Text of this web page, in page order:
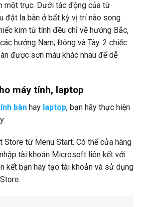
một trục. Dưới tác động của từ
đặt la bàn ở bất kỳ vị trí nào song
kim từ tính đều chỉ về hướng Bắc,
hướng Nam, Đông và Tây. 2 chiếc
được sơn màu khác nhau để dễ
máy tính, laptop
bàn hay laptop, bạn hãy thực hiện
Store từ Menu Start. Có thể cửa hàng
tài khoản Microsoft liên kết với
kết bạn hãy tạo tài khoản và sử dụng